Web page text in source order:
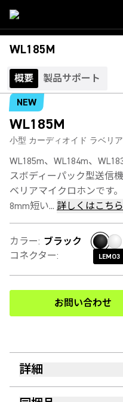
WL185M
概要
製品サポート
NEW
WL185M
小型 カーディオイド ラベリ
WL185m、WL184m、
スボディーパック型送信
ベリアマイクロホンです
8mm短い... 詳しくはこちら
カラー: ブラック
コネクター: LEMO3
お問い合わせ
(Opens
詳細